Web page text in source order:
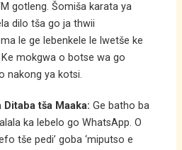
gotleng. Šomiša karata ya
dilo tša go ja thwii
le ge lebenkele le lwetše ke
mokgwa o botse wa go
nakong ya kotsi.
Ditaba tša Maaka: Ge batho ba
ka lebelo go WhatsApp. O
tše pedi’ goba ‘miputso e